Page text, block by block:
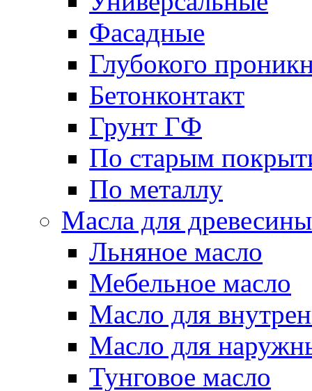
Фасадные
Глубокого
Бетонконтакт
Грунт ГФ
По старым
По металлу
Масла для древесины
Льняное масло
Мебельное масло
Масло для
Масло для
Тунговое масло